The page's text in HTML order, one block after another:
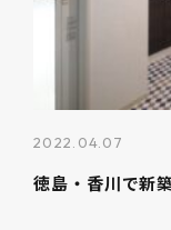
2022.04.07
徳島・香川で新